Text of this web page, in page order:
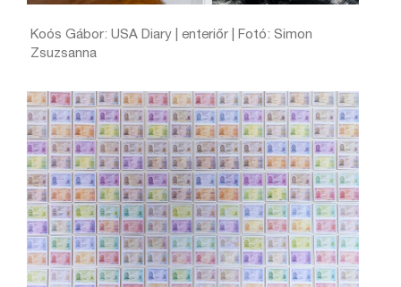
Koós Gábor: USA Diary | enteriőr | Fotó: Simon
Zsuzsanna